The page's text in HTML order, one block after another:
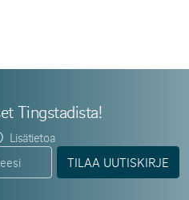
Tingstadista!
Lisätietoa
TILAA UUTISKIRJE